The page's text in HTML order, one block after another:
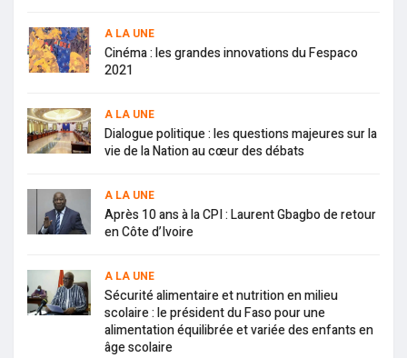
A LA UNE
Cinéma : les grandes innovations du Fespaco
2021
A LA UNE
Dialogue politique : les questions majeures sur la
vie de la Nation au cœur des débats
A LA UNE
Après 10 ans à la CPI : Laurent Gbagbo de retour
en Côte d’Ivoire
A LA UNE
Sécurité alimentaire et nutrition en milieu
scolaire : le président du Faso pour une
alimentation équilibrée et variée des enfants en
âge scolaire